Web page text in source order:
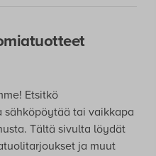
Etsitkö
tai vaikkapa
Tältä sivulta löydät
ja muut